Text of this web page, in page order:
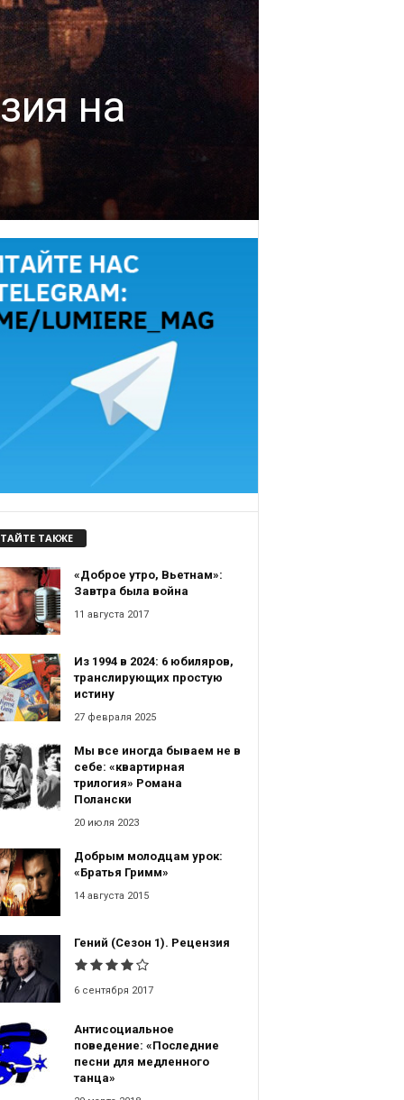
на
ТАКЖЕ
«Доброе утро, Вьетнам»:
Завтра была война
11 августа 2017
Из 1994 в 2024: 6 юбиляров,
транслирующих простую
истину
27 февраля 2025
Мы все иногда бываем не в
себе: «квартирная
трилогия» Романа
Полански
20 июля 2023
Добрым молодцам урок:
«Братья Гримм»
14 августа 2015
Гений (Сезон 1). Рецензия
6 сентября 2017
Антисоциальное
поведение: «Последние
песни для медленного
танца»